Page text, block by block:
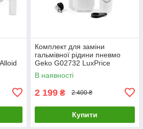
Комплект для заміни
гальмівної рідини пневмо
Geko G02732 LuxPrice
В наявності
2 199 ₴ 2 400 ₴
Купити